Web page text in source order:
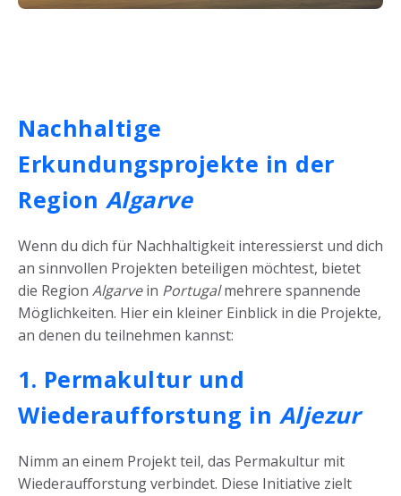
Nachhaltige
Erkundungsprojekte in der
Region Algarve
Wenn du dich für Nachhaltigkeit interessierst und dich
an sinnvollen Projekten beteiligen möchtest, bietet
die Region Algarvein Portugalmehrere spannende
Möglichkeiten. Hier ein kleiner Einblick in die Projekte,
an denen du teilnehmen kannst:
1. Permakultur und
Wiederaufforstung in Aljezur
Nimm an einem Projekt teil, das Permakultur mit
Wiederaufforstung verbindet. Diese Initiative zielt